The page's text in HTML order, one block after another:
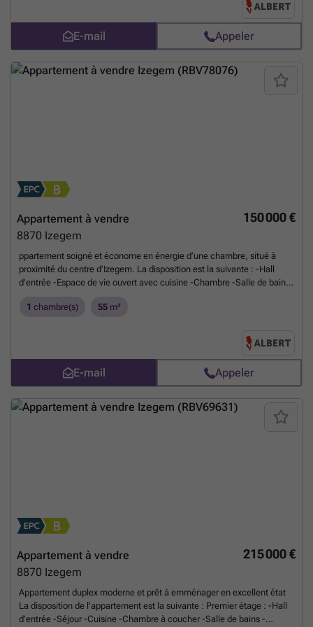
met aansluitend terras . grote badkamer met bad en douche, dubbel
lavabomeubel verdieping 2: . nachthall . drie slaapkamers Zolder
Heeft u interesse in deze eigendom? Bel naar Angelique op ###
savoir plus ?
E-mail Appeler
150 000 €
Appartement à vendre
8870 Izegem
ppartement soigné et économe en énergie d’une chambre, situé à
proximité du centre d’Izegem. La disposition est la suivante : -Hall
d’entrée -Espace de vie ouvert avec cuisine -Chambre -Salle de bain -
sous-sol Atouts supplémentaires : -Logement économe en énergie -
supplémentaire Planifiez rapidement votre visite via ### ou
1 chambre(s) 55 m²
E-mail Appeler
215 000 €
Appartement à vendre
8870 Izegem
Appartement duplex moderne et prêt à emménager en excellent état
La disposition de l’appartement est la suivante : Premier étage : -Hall
d’entrée -Séjour -Cuisine -Chambre à coucher -Salle de bains -